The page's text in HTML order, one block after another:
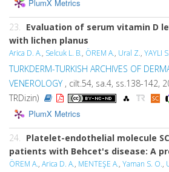
PlumX Metrics
23.
Evaluation of serum vitamin D
with lichen planus
Arica D. A., Selcuk L. B., ÖREM A., Ural Z., YAYLI S.
TURKDERM-TURKISH ARCHIVES OF
VENEROLOGY , cilt.54, sa.4, ss.138-142,
TRDizin)
PlumX Metrics
24.
Platelet-endothelial molecule
patients with Behcet's disease: A
ÖREM A., Arica D. A., MENTEŞE A., Yaman S. O.,